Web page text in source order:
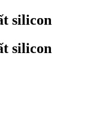
silicon
silicon